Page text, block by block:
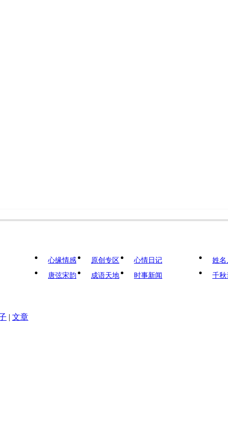
心缘情感 原创专区
心情日记
唐弦宋韵
成语天地 时事新闻
姓名
千秋
| 文章